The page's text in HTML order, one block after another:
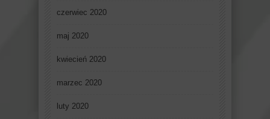
czerwiec 2020
maj 2020
kwiecień 2020
marzec 2020
luty 2020